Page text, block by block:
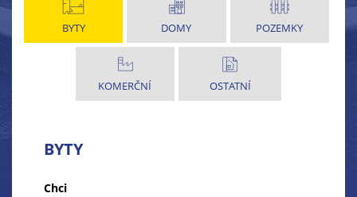
BYTY DOMY POZEMKY
KOMERČNÍ OSTATNÍ
BYTY
Chci